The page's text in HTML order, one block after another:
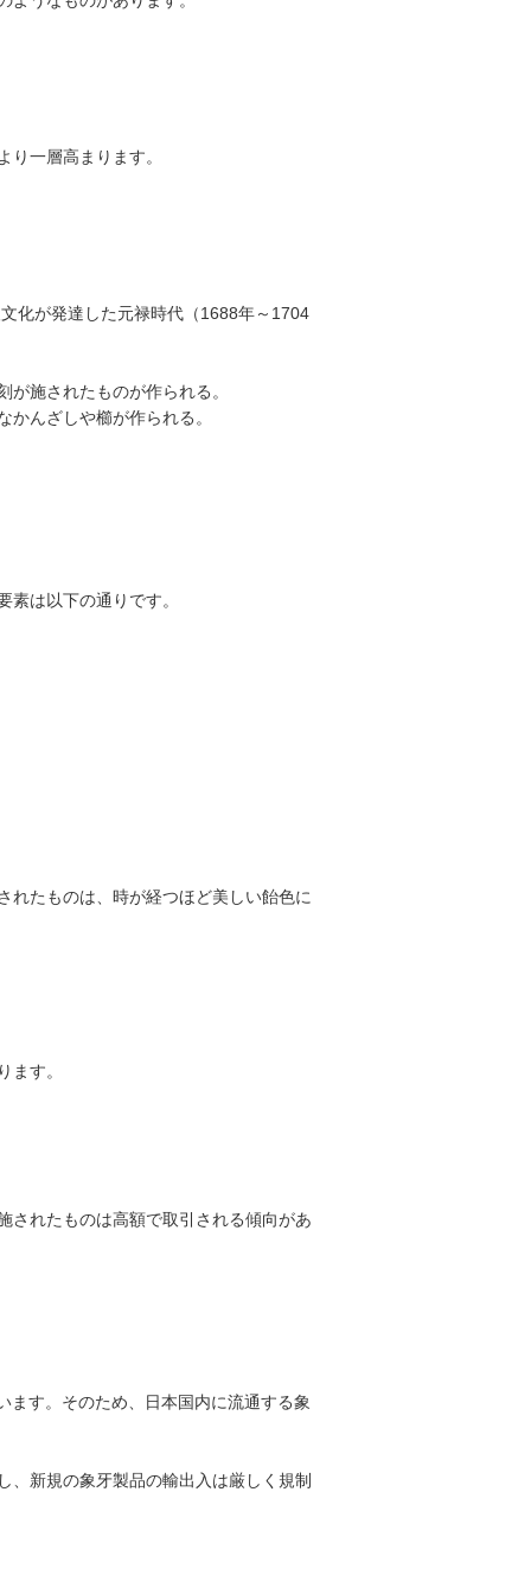
一層高まります。
化が発達した元禄時代（1688年～1704
施されたものが作られる。
んざしや櫛が作られる。
は以下の通りです。
れたものは、時が経つほど美しい飴色に
ます。
されたものは高額で取引される傾向があ
ます。そのため、日本国内に流通する象
、新規の象牙製品の輸出入は厳しく規制